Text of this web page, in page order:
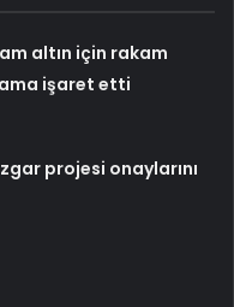
altın için rakam
işaret etti
projesi onaylarını